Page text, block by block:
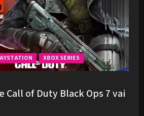
XBOX SERIES
Call of Duty Black Ops 7 vai